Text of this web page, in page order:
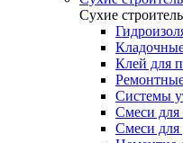
Сухие
Клей для
Системы
Смеси для
Смеси для